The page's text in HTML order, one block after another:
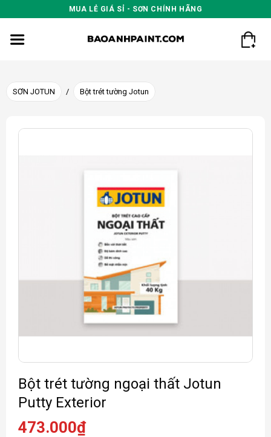
to
content
MUA LẺ GIÁ SỈ - SƠN CHÍNH HÃNG
SƠN JOTUN / Bột trét tường Jotun
Bột trét tường ngoại thất Jotun
Putty Exterior
473.000₫